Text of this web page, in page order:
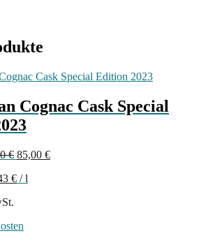
Cognac Cask Special
€ Ursprünglicher
war:
85,00 €Aktueller
€ /l